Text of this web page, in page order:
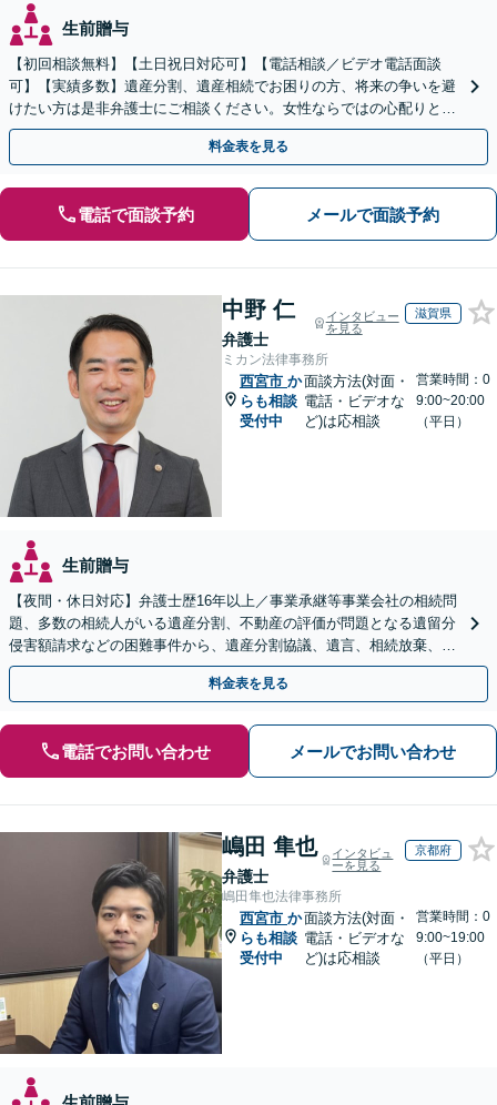
生前贈与
【初回相談無料】【土日祝日対応可】【電話相談／ビデオ電話面談
可】【実績多数】遺産分割、遺産相続でお困りの方、将来の争いを避
けたい方は是非弁護士にご相談ください。女性ならではの心配りと交
渉力であなたの希望に寄り添います。
料金表を見る
電話で面談予約 メールで面談予約
中野 仁
弁護士
インタビュー
を見る
滋賀県
ミカン法律事務所
西宮市 か
らも相談
受付中
面談方法(対面・
電話・ビデオな
ど)は応相談
営業時間：0
9:00~20:00
（平日）
生前贈与
【夜間・休日対応】弁護士歴16年以上／事業承継等事業会社の相続問
題、多数の相続人がいる遺産分割、不動産の評価が問題となる遺留分
侵害額請求などの困難事件から、遺産分割協議、遺言、相続放棄、使
途不明金の調査まで、全般の経験豊富【JR草津駅2分】
料金表を見る
電話でお問い合わせ メールでお問い合わせ
嶋田 隼也
弁護士
インタビュ
ーを見る
京都府
嶋田隼也法律事務所
西宮市 か
らも相談
受付中
面談方法(対面・
電話・ビデオな
ど)は応相談
営業時間：0
9:00~19:00
（平日）